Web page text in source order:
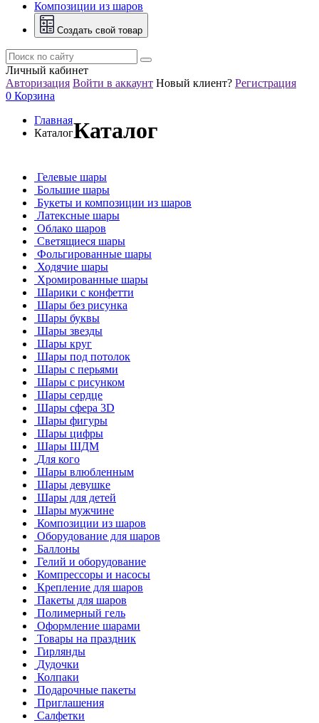
Композиции из шаров
Создать свой товар
Личный кабинет
Авторизация Войти в аккаунт Новый клиент? Регистрация
0 Корзина
Главная
КаталогКаталог
Гелевые шары
Большие шары
Букеты и композиции из шаров
Латексные шары
Облако шаров
Светящиеся шары
Фольгированные шары
Ходячие шары
Хромированные шары
Шарики с конфетти
Шары без рисунка
Шары буквы
Шары звезды
Шары круг
Шары под потолок
Шары с перьями
Шары с рисунком
Шары сердце
Шары сфера 3D
Шары фигуры
Шары цифры
Шары ШДМ
Для кого
Шары влюбленным
Шары девушке
Шары для детей
Шары мужчине
Композиции из шаров
Оборудование для шаров
Баллоны
Гелий и оборудование
Компрессоры и насосы
Крепление для шаров
Пакеты для шаров
Полимерный гель
Оформление шарами
Товары на праздник
Гирлянды
Дудочки
Колпаки
Подарочные пакеты
Приглашения
Салфетки